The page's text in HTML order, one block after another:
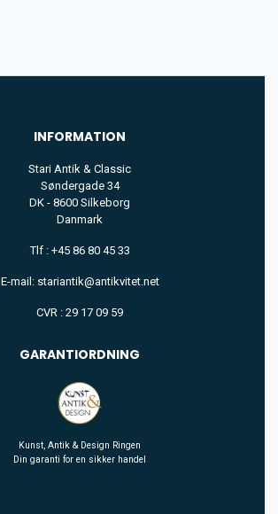
INFORMATION
Stari Antik & Classic
Søndergade 34
DK - 8600 Silkeborg
Danmark
Tlf : +45 86 80 45 33
E-mail: stariantik@antikvitet.net
CVR : 29 17 09 59
GARANTIORDNING
Kunst, Antik & Design Ringen
Din garanti for en sikker handel